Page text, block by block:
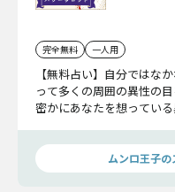
完全無料 一人用
【無料占い】自分ではな
って多くの周囲の異性の
密かにあなたを想ってい
いていきましょう。
ムンロ王子の